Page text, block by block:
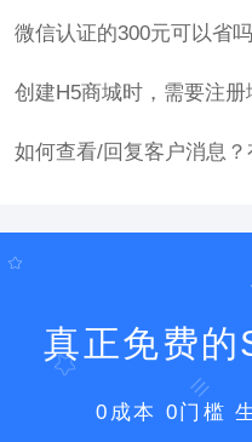
微信认证的300元可以省
创建H5商城时，需要注册
如何查看/回复客户消息？
真正免费
0成本 0门槛